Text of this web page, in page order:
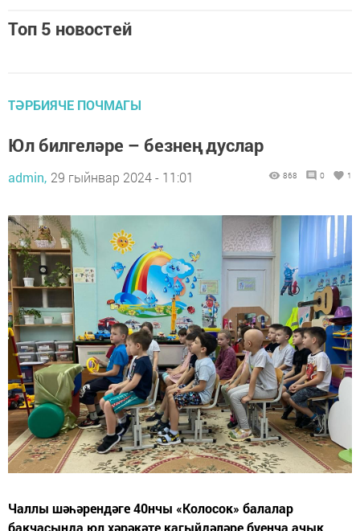
Топ 5 новостей
ТӘРБИЯЧЕ ПОЧМАГЫ
Юл билгеләре – безнең дуслар
admin, 29 гыйнвар 2024 - 11:01 868 0 1
Чаллы шәһәрендәге 40нчы «Колосок» балалар
бакчасында юл хәрәкәте кагыйдәләре буенча ачык